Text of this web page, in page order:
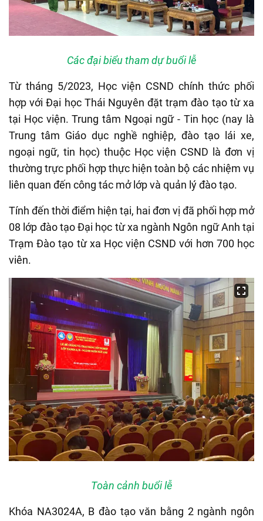
Các đại biểu tham dự buổi lễ
Từ tháng 5/2023, Học viện CSND chính thức phối
hợp với Đại học Thái Nguyên đặt trạm đào tạo từ xa
tại Học viện. Trung tâm Ngoại ngữ - Tin học (nay là
Trung tâm Giáo dục nghề nghiệp, đào tạo lái xe,
ngoại ngữ, tin học) thuộc Học viện CSND là đơn vị
thường trực phối hợp thực hiện toàn bộ các nhiệm vụ
liên quan đến công tác mở lớp và quản lý đào tạo.
Tính đến thời điểm hiện tại, hai đơn vị đã phối hợp mở
08 lớp đào tạo Đại học từ xa ngành Ngôn ngữ Anh tại
Trạm Đào tạo từ xa Học viện CSND với hơn 700 học
viên.
Toàn cảnh buổi lễ
Khóa NA3024A, B đào tạo văn bằng 2 ngành ngôn